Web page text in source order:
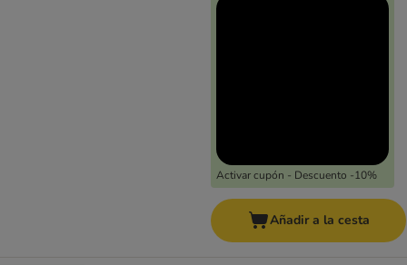
Activar cupón - Descuento -10%
Añadir a la cesta